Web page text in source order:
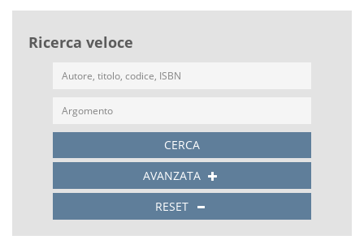
Ricerca veloce
CERCA
AVANZATA
RESET